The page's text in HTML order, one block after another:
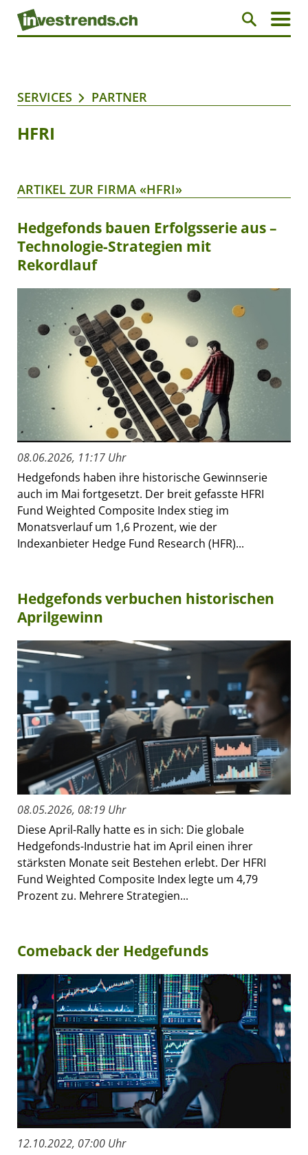
SERVICES PARTNER
HFRI
ARTIKEL ZUR FIRMA «HFRI»
Hedgefonds bauen Erfolgsserie aus –
Technologie-Strategien mit
Rekordlauf
08.06.2026, 11:17 Uhr
Hedgefonds haben ihre historische Gewinnserie
auch im Mai fortgesetzt. Der breit gefasste HFRI
Fund Weighted Composite Index stieg im
Monatsverlauf um 1,6 Prozent, wie der
Indexanbieter Hedge Fund Research (HFR)...
Hedgefonds verbuchen historischen
Aprilgewinn
08.05.2026, 08:19 Uhr
Diese April-Rally hatte es in sich: Die globale
Hedgefonds-Industrie hat im April einen ihrer
stärksten Monate seit Bestehen erlebt. Der HFRI
Fund Weighted Composite Index legte um 4,79
Prozent zu. Mehrere Strategien...
Comeback der Hedgefunds
12.10.2022, 07:00 Uhr